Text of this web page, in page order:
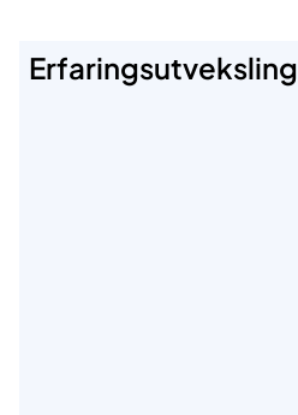
Erfaringsutveksling